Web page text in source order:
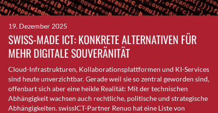
19. Dezember 2025
SWISS-MADE ICT: KONKRETE ALTERNATIVEN FÜR
MEHR DIGITALE SOUVERÄNITÄT
Cloud-Infrastrukturen, Kollaborationsplattformen und KI-Services
sind heute unverzichtbar. Gerade weil sie so zentral geworden sind,
offenbart sich aber eine heikle Realität: Mit der technischen
Abhängigkeit wachsen auch rechtliche, politische und strategische
Abhängigkeiten. swissICT-Partner Renuo hat eine Liste von